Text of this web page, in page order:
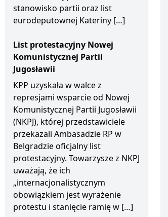
stanowisko partii oraz list
eurodeputownej Kateriny […]
List protestacyjny Nowej
Komunistycznej Partii
Jugosławii
KPP uzyskała w walce z
represjami wsparcie od Nowej
Komunistycznej Partii Jugosławii
(NKPJ), której przedstawiciele
przekazali Ambasadzie RP w
Belgradzie oficjalny list
protestacyjny. Towarzysze z NKPJ
uważają, że ich
„internacjonalistycznym
obowiązkiem jest wyrażenie
protestu i stanięcie ramię w […]